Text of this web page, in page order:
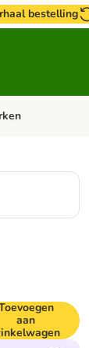
bestelling
menu: Paard
aan